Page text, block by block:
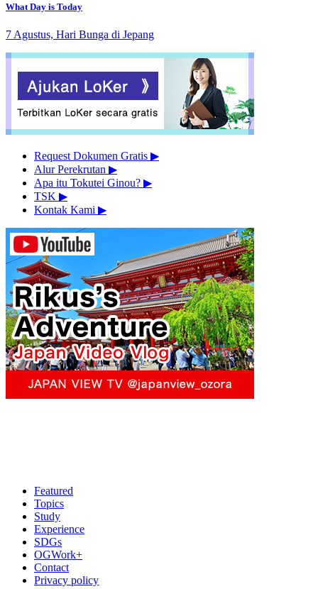
What Day is Today
7 Agustus, Hari Bunga di Jepang
Request Dokumen Gratis ▶︎
Alur Perekrutan ▶︎
Apa itu Tokutei Ginou? ▶︎
TSK ▶︎
Kontak Kami ▶︎
Featured
Topics
Study
Experience
SDGs
OGWork+
Contact
Privacy policy